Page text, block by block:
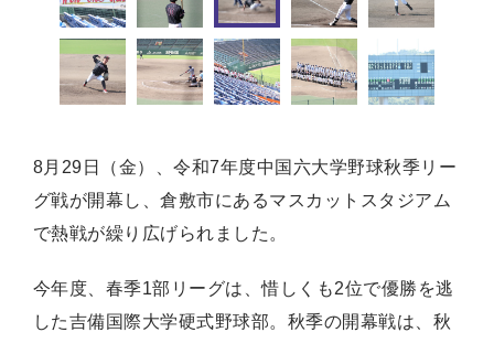
8月29日（金）、令和7年度中国六大学野球秋季リー
グ戦が開幕し、倉敷市にあるマスカットスタジアム
で熱戦が繰り広げられました。
今年度、春季1部リーグは、惜しくも2位で優勝を逃
した吉備国際大学硬式野球部。秋季の開幕戦は、秋